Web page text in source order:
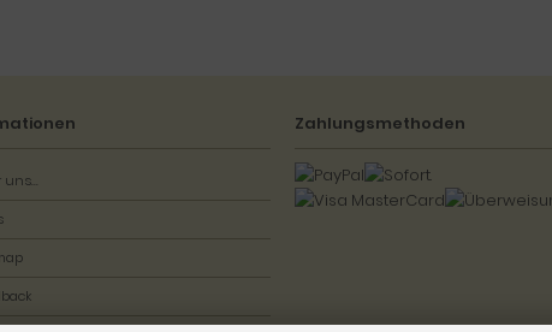
uns...
Zahlungsmethoden